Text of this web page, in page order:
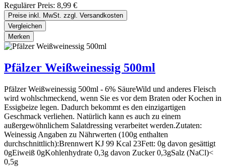
Regulärer Preis: 8,99 €
Preise inkl. MwSt. zzgl. Versandkosten
Vergleichen
Merken
Pfälzer Weißweinessig 500ml
Pfälzer Weißweinessig 500ml - 6% SäureWild und anderes Fleisch
wird wohlschmeckend, wenn Sie es vor dem Braten oder Kochen in
Essigbeize legen. Dadurch bekommt es den einzigartigen
Geschmack verliehen. Natürlich kann es auch zu einem
außergewöhnlichem Salatdressing verarbeitet werden.Zutaten:
Weinessig Angaben zu Nährwerten (100g enthalten
durchschnittlich):Brennwert KJ 99 Kcal 23Fett: 0g davon gesättigt
0gEiweiß 0gKohlenhydrate 0,3g davon Zucker 0,3gSalz (NaCl)<
0,5g